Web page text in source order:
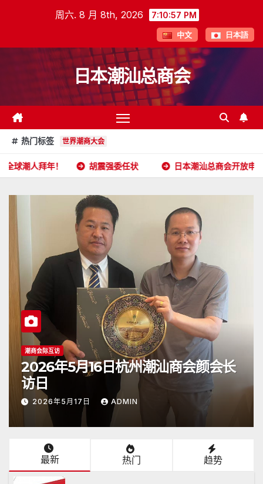
周六. 8 月 8th, 2026 7:10:58 PM
中文 日本語
日本潮汕总商会
热门标签 世界潮商大会
胡震强委任状 日本潮汕总商会开放申请 2026年5
潮商会际互访
2026年5月16日杭州潮汕商会颜会长
访日
2026年5月17日 ADMIN
最新 热门 趋势